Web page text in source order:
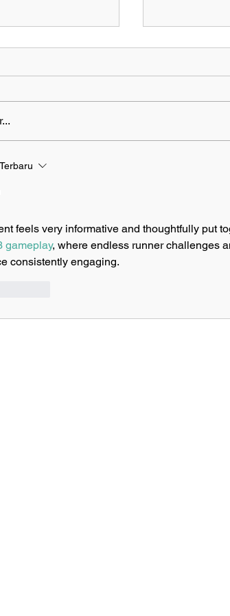
Menjaga
Melalui
Sinergi
Terbaru
feels very informative and thoughtfully put
gameplay, where endless runner challenges
consistently engaging.